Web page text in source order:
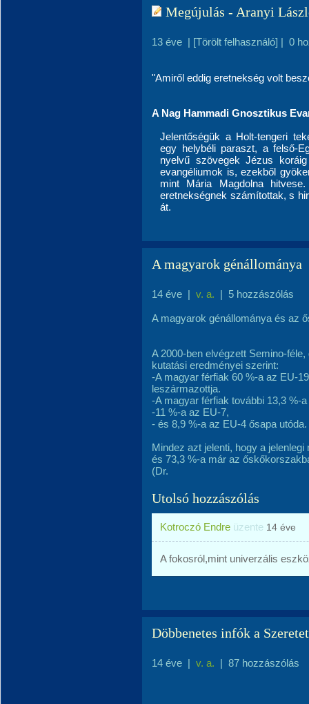
Megújulás - Aranyi
13 éve | [Törölt felhasználó] | 0
"Amiről eddig eretnekség volt
A Nag Hammadi Gnosztikus
Jelentőségük a Holt-tengeri
egy helybéli paraszt, a felső-
nyelvű szövegek Jézus
evangéliumok is, ezekből
mint Mária Magdolna
eretnekségnek számítottak, s
át.
A magyarok génállománya
14 éve | v. a. | 5 hozzászólás
A magyarok génállománya és az
A 2000-ben elvégzett Semino-
kutatási eredményei szerint:
-A magyar férfiak 60 %-a az EU-
leszármazottja.
-A magyar férfiak további 13,3 %-
-11 %-a az EU-7,
- és 8,9 %-a az EU-4 ősapa utóda.
Mindez azt jelenti, hogy a
és 73,3 %-a már az
(Dr.
Utolsó hozzászólás
Kotroczó Endre üzente 14 éve
A fokosról,mint univerzális
Döbbenetes infók a
14 éve | v. a. | 87 hozzászólás